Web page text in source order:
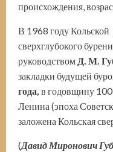
происхождения,
В 1968 году Кольской
сверхглубокого
руководством Д. М.
закладки будущей
года, в годовщину
Ленина (эпоха
заложена Кольская
(Давид Миронович